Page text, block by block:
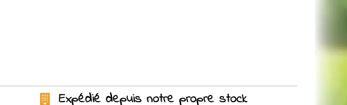
Expédié depuis notre propre stock